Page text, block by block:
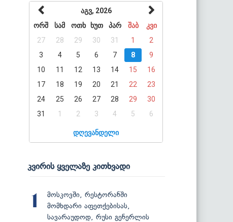
აგვ, 2026
ორშ
სამ ოთხ ხუთ პარ შაბ
კვი
27
28 29 30 31 1
2
3
4 5 6 7 8
9
10
11 12 13 14 15
16
17
18 19 20 21 22
23
24
25 26 27 28 29
30
31
1 2 3 4 5 6
დღევანდელი
კვირის ყველაზე კითხვადი
1
მოსკოვში, რესტორანში
მომხდარი აფეთქებისას,
სავარაუდოდ, რუსი გენერლის